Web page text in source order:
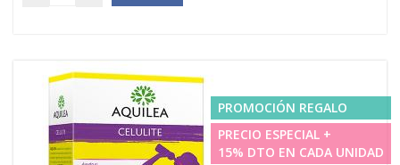
PROMOCIÓN REGALO
PRECIO ESPECIAL +
15% DTO EN CADA UNIDAD